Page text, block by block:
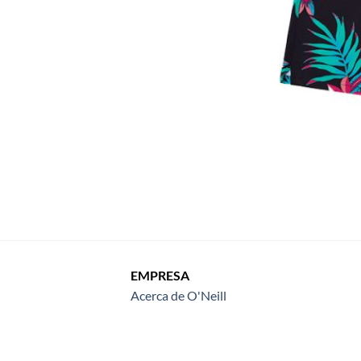
EMPRESA
Acerca de O'Neill